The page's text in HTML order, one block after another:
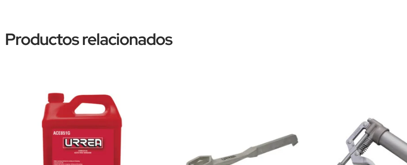
Productos relacionados